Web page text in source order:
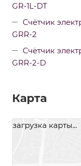
GR-1L-DT
Счётчик
GRR-2
Счётчик
GRR-2-D
Карта
загрузка карты...